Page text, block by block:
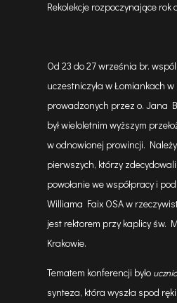
Rekolekcje rozpoczynające rok
Od 23 do 27 września br.
uczestniczyła w Łomiankach w
prowadzonych przez o. Jana
był wieloletnim wyższym
w odnowionej prowincji.
pierwszych, którzy
powołanie we współpracy i
Williama Faix OSA w
jest rektorem przy kaplicy św.
Krakowie.
Tematem konferencji było
synteza, która wyszła spod